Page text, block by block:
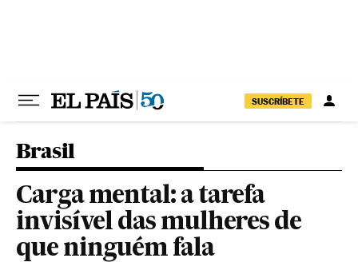
SUSCRÍBETE
Brasil
Carga mental: a tarefa
invisível das mulheres de
que ninguém fala